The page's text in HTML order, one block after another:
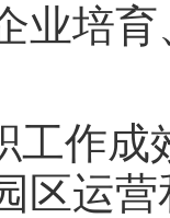
业培
工作
区运